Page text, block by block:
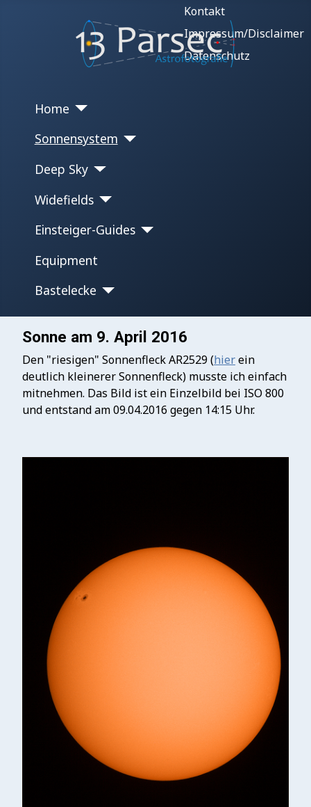
Kontakt
Impressum/Disclaimer
Datenschutz
Home
Sonnensystem
Deep Sky
Widefields
Einsteiger-Guides
Equipment
Bastelecke
Sonne am 9. April 2016
Den "riesigen" Sonnenfleck AR2529 (hierein
deutlich kleinerer Sonnenfleck) musste ich einfach
mitnehmen. Das Bild ist ein Einzelbild bei ISO 800
und entstand am 09.04.2016 gegen 14:15 Uhr.